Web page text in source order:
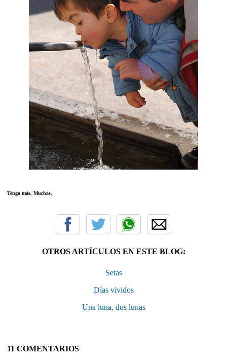
Tengo más. Muchas.
OTROS ARTÍCULOS EN ESTE BLOG:
Setas
Días vividos
Una luna, dos lunas
11 COMENTARIOS